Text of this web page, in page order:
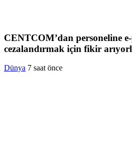
CENTCOM’dan personeline
cezalandırmak için fikir
Dünya 7 saat önce